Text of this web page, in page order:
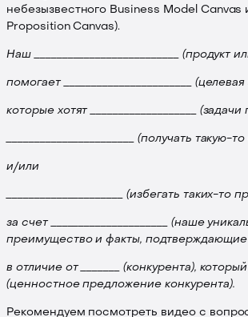
небезызвестного Business Model Canvas
Proposition Canvas).
Наш __________________________ (продукт
помогает _______________________
которые хотят ___________________ (задачи
_______________________ (получать такую-
и/или
_____________________ (избегать таких-то
за счет _____________________ (наше
преимущество и факты, подтверждающие
в отличие от _______ (конкурента), который
(ценностное предложение конкурента).
Рекомендуем посмотреть видео с